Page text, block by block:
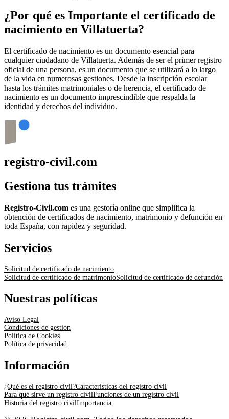
¿Por qué es Importante el certificado de
nacimiento en Villatuerta?
El certificado de nacimiento es un documento esencial para
cualquier ciudadano de Villatuerta. Además de ser el primer registro
oficial de una persona, es un documento que se utilizará a lo largo
de la vida en numerosas gestiones. Desde la inscripción escolar
hasta los trámites matrimoniales o de herencia, el certificado de
nacimiento es un documento imprescindible que respalda la
identidad y derechos del individuo.
registro-civil.com
Gestiona tus trámites
Registro-Civil.com es una gestoría online que simplifica la
obtención de certificados de nacimiento, matrimonio y defunción en
toda España, con rapidez y seguridad.
Servicios
Solicitud de certificado de nacimiento
Solicitud de certificado de matrimonioSolicitud de certificado de defunción
Nuestras políticas
Aviso Legal
Condiciones de gestión
Política de Cookies
Política de privacidad
Información
¿Qué es el registro civil?Características del registro civil
Para qué sirve un registro civilFunciones de un registro civil
Historia del registro civilImportancia